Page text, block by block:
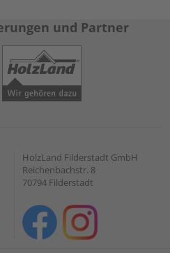
und Partner
HolzLand Filderstadt GmbH
Reichenbachstr. 8
70794 Filderstadt